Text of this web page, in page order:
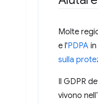
Molte
e l'PDPA
sulla
Il GDPR
vivono